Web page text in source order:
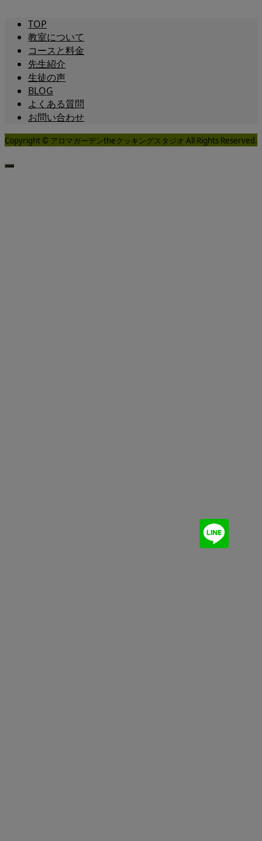
TOP
教室について
コースと料金
先生紹介
生徒の声
BLOG
よくある質問
お問い合わせ
Copyright © アロマガーデンtheクッキングスタジオ All Rights Reserved.